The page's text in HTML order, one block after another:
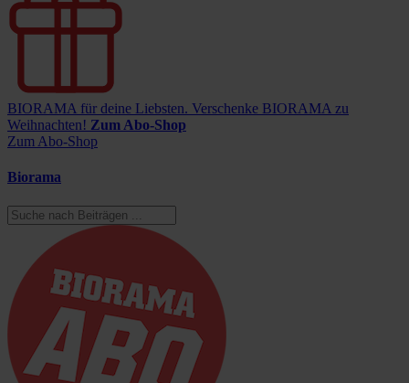
BIORAMA für deine Liebsten. Verschenke BIORAMA zu
Weihnachten! Zum Abo-Shop
Zum Abo-Shop
Biorama